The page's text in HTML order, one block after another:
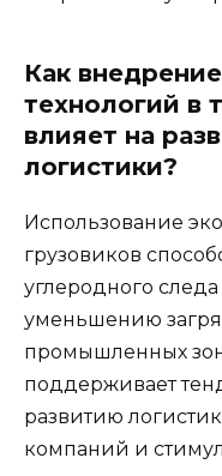
Как
технологий в
влияет на
логистики?
Использование
грузовиков
углеродного
уменьшению
промышленных
поддерживает
развитию
компаний и